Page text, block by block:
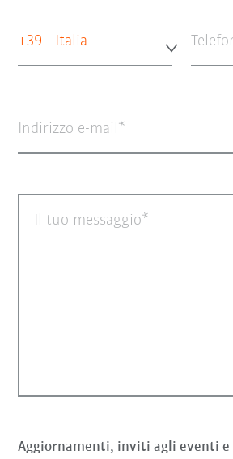
+39 - Italia
Indirizzo e-mail
Il tuo messaggio
Aggiornamenti, inviti agli eventi